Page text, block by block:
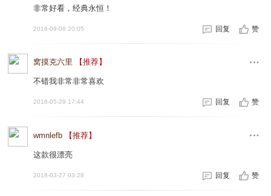
非常好看，经典永恒！
2018-09-08 20:05 回复 赞
窝摸克六里 【推荐】
不错我非常非常喜欢
2018-05-29 17:44 回复 赞
wmnlefb 【推荐】
这款很漂亮
2018-03-27 03:28 回复 赞